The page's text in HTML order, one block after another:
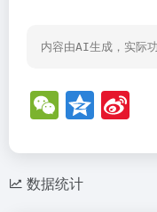
内容由AI生成，实际
W
e
C
h
Q
z
o a
数据统计